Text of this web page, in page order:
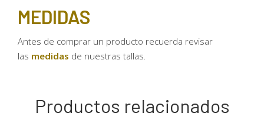
MEDIDAS
Antes de comprar un producto recuerda revisar
las medidas de nuestras tallas.
Productos relacionados